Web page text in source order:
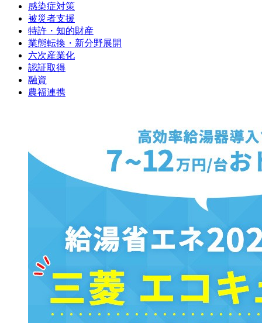
感染症対策
被災者支援
特許・知的財産
業態転換・新分野展開
六次産業化
認証取得
融資
農福連携